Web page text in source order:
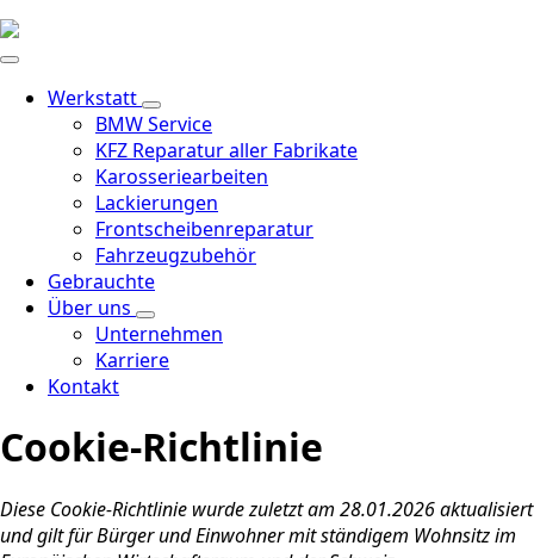
Werkstatt
BMW Service
KFZ Reparatur aller Fabrikate
Karosseriearbeiten
Lackierungen
Frontscheibenreparatur
Fahrzeugzubehör
Gebrauchte
Über uns
Unternehmen
Karriere
Kontakt
Cookie-Richtlinie
Diese Cookie-Richtlinie wurde zuletzt am 28.01.2026 aktualisiert
und gilt für Bürger und Einwohner mit ständigem Wohnsitz im